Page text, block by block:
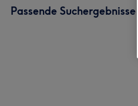
Passende Suchergebnisse